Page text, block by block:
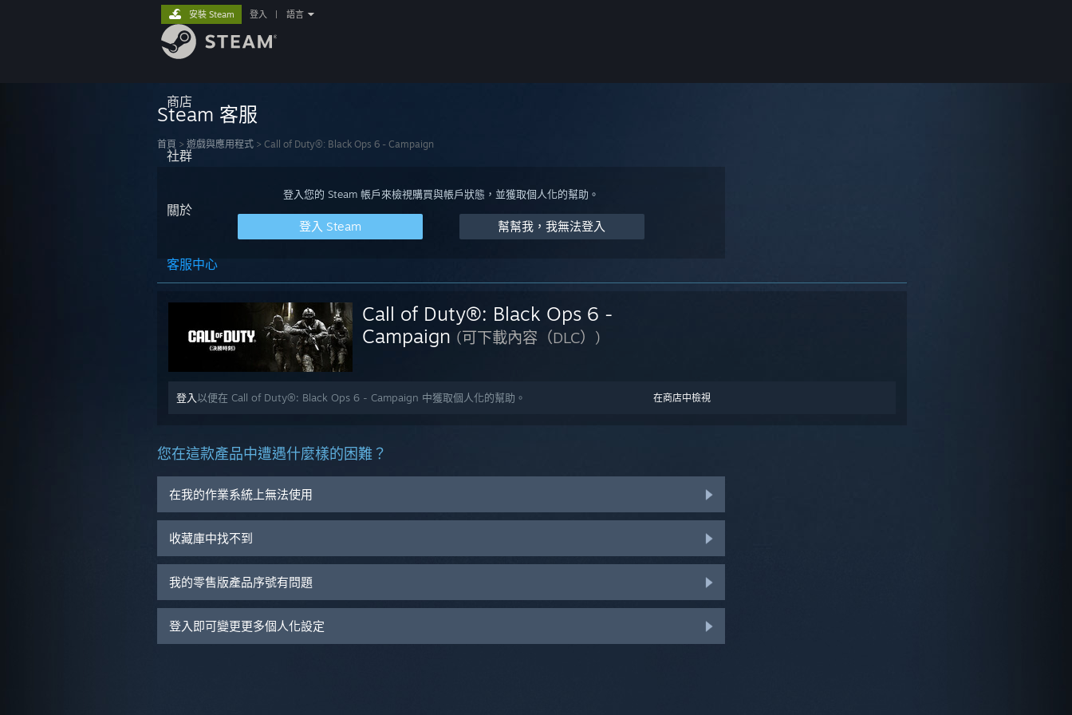
商店
社群
關於
客服中心
安裝 Steam 登入 語言
Steam 客服
首頁 > 遊戲與應用程式 > Call of Duty®: Black Ops 6 - Campaign
登入您的 Steam 帳戶來檢視購買與帳戶狀態，並獲取個人化的幫助。
登入 Steam 幫幫我，我無法登入
Call of Duty®: Black Ops 6 -
Campaign (可下載內容（DLC）)
在商店中檢視
登入 以便在 Call of Duty®: Black Ops 6 - Campaign 中獲取個人化的幫助。
您在這款產品中遭遇什麼樣的困難？
在我的作業系統上無法使用
收藏庫中找不到
我的零售版產品序號有問題
登入即可變更更多個人化設定